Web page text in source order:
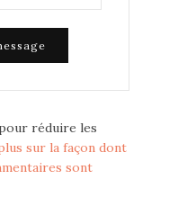
réduire les
sur la façon dont
sont